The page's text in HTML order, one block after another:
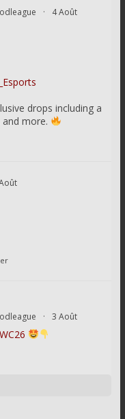
· 4 Août
drops including a
more.
· 3 Août